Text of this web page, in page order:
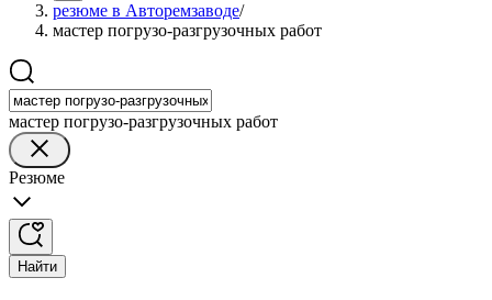
резюме в Авторемзаводе/
мастер погрузо-разгрузочных работ
мастер погрузо-разгрузочных работ
Резюме
Найти